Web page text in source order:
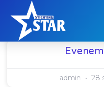
admin 28